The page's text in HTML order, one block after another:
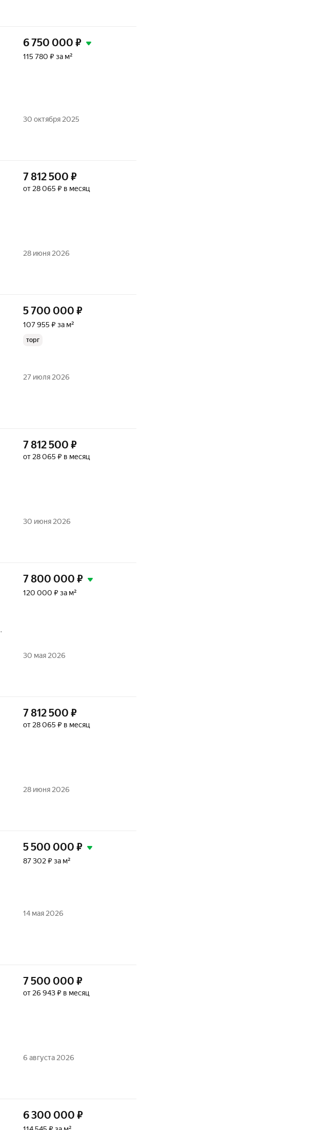
6 750 000 ₽
115 780 ₽ за м²
30 октября 2025
7 812 500 ₽
от 28 065 ₽ в месяц
28 июня 2026
5 700 000 ₽
107 955 ₽ за м²
торг
27 июля 2026
7 812 500 ₽
от 28 065 ₽ в месяц
30 июня 2026
7 800 000 ₽
120 000 ₽ за м²
30 мая 2026
7 812 500 ₽
от 28 065 ₽ в месяц
28 июня 2026
5 500 000 ₽
87 302 ₽ за м²
14 мая 2026
7 500 000 ₽
от 26 943 ₽ в месяц
6 августа 2026
6 300 000 ₽